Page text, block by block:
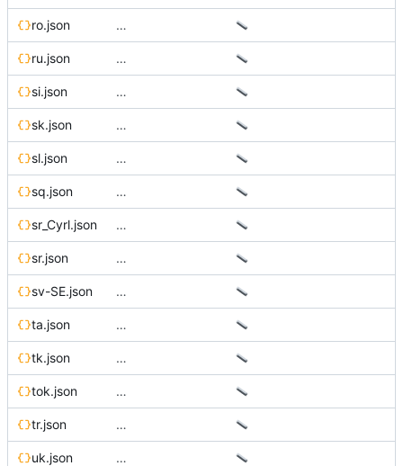
ro.json …
ru.json …
si.json …
sk.json …
sl.json …
sq.json …
sr_Cyrl.json …
sr.json …
sv-SE.json …
ta.json …
tk.json …
tok.json …
tr.json …
uk.json …